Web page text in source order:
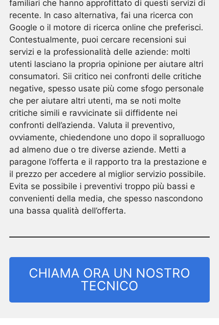
familiari che hanno approfittato di questi servizi di
recente. In caso alternativa, fai una ricerca con
Google o il motore di ricerca online che preferisci.
Contestualmente, puoi cercare recensioni sui
servizi e la professionalità delle aziende: molti
utenti lasciano la propria opinione per aiutare altri
consumatori. Sii critico nei confronti delle critiche
negative, spesso usate più come sfogo personale
che per aiutare altri utenti, ma se noti molte
critiche simili e ravvicinate sii diffidente nei
confronti dell’azienda. Valuta il preventivo,
ovviamente, chiedendone uno dopo il sopralluogo
ad almeno due o tre diverse aziende. Metti a
paragone l’offerta e il rapporto tra la prestazione e
il prezzo per accedere al miglior servizio possibile.
Evita se possibile i preventivi troppo più bassi e
convenienti della media, che spesso nascondono
una bassa qualità dell’offerta.
CHIAMA ORA UN NOSTRO
TECNICO